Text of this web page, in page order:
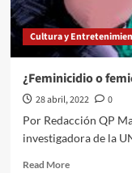
mil
millones
de
dólares
adicional a
Cultura y
¿Feminicidio o
28 abril, 2022
0
Por Redacción QP
investigadora de la
Read MoreRead